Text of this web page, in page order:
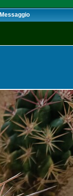
Messaggio